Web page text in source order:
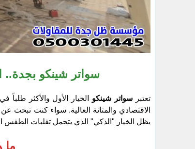
سواتر شينكو بجدة..
​تعتبر سواتر شينكو الخيار الأول والأكثر
الاقتصادي والمتانة العالية. سواء كنت
يظل الخيار "الذكي" الذي يتحمل تقلبات الطقس
ما